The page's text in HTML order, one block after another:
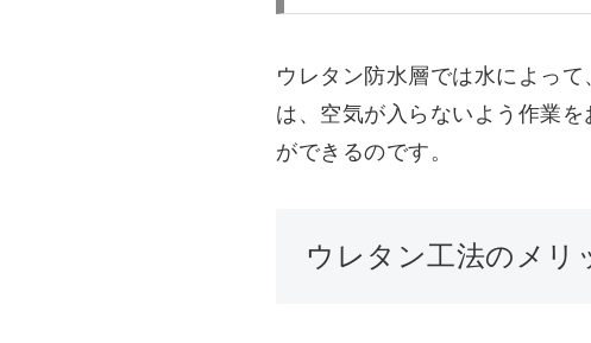
ウレタン防水層では水によっ
は、空気が入らないよう作業
ができるのです。
ウレタン工法のメリ